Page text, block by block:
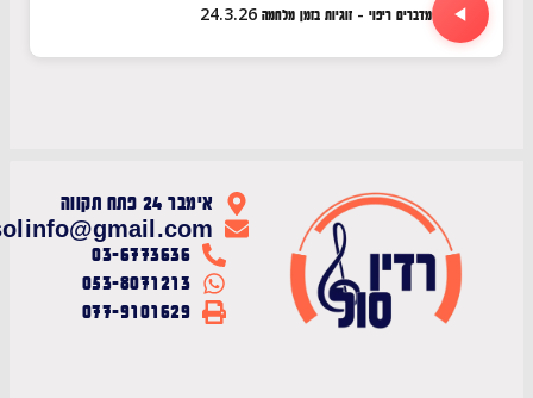
מדברים ריפוי - זוגיות בזמן מלחמה 24.3.26
אימבר 24 פתח תקווה
radiosolinfo@gmail.com
03-6773636
053-8071213
077-9101629